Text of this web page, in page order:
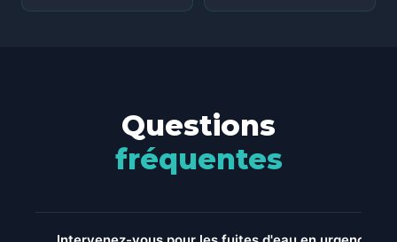
Questions
fréquentes